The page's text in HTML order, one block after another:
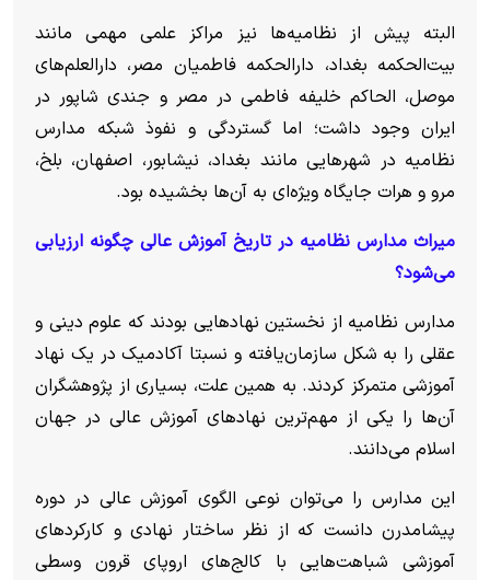
البته پیش از نظامیه‌ها نیز مراکز علمی مهمی مانند
بیت‌الحکمه بغداد، دارالحکمه فاطمیان مصر، دارالعلم‌های
موصل، الحاکم خلیفه فاطمی در مصر و جندی شاپور در
ایران وجود داشت؛ اما گستردگی و نفوذ شبکه مدارس
نظامیه در شهرهایی مانند بغداد، نیشابور، اصفهان، بلخ،
مرو و هرات جایگاه ویژه‌ای به آن‌ها بخشیده بود.
میراث مدارس نظامیه در تاریخ آموزش عالی چگونه ارزیابی
می‌شود؟
مدارس نظامیه از نخستین نهادهایی بودند که علوم دینی و
عقلی را به شکل سازمان‌یافته و نسبتا آکادمیک در یک نهاد
آموزشی متمرکز کردند. به همین علت، بسیاری از پژوهشگران
آن‌ها را یکی از مهم‌ترین نهادهای آموزش عالی در جهان
اسلام می‌دانند.
این مدارس را می‌توان نوعی الگوی آموزش عالی در دوره
پیشامدرن دانست که از نظر ساختار نهادی و کارکردهای
آموزشی شباهت‌هایی با کالج‌های اروپای قرون وسطی